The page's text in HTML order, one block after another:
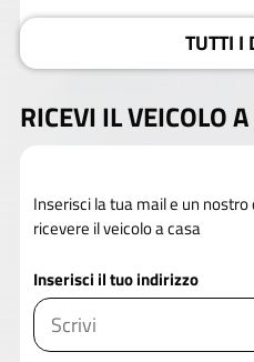
TUTTI I
RICEVI IL VEICOLO
Inserisci la tua mail e un
ricevere il veicolo a casa
Inserisci il tuo indirizzo